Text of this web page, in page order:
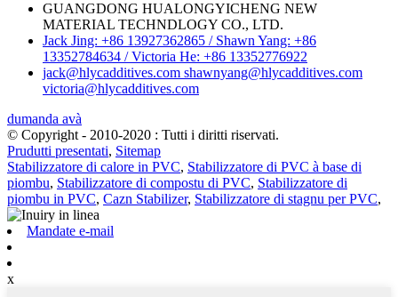
GUANGDONG HUALONGYICHENG NEW
MATERIAL TECHNDLOGY CO., LTD.
Jack Jing: +86 13927362865 / Shawn Yang: +86
13352784634 / Victoria He: +86 13352776922
jack@hlycadditives.com shawnyang@hlycadditives.com
victoria@hlycadditives.com
dumanda avà
© Copyright - 2010-2020 : Tutti i diritti riservati.
Prudutti presentati, Sitemap
Stabilizzatore di calore in PVC, Stabilizzatore di PVC à base di
piombu, Stabilizzatore di compostu di PVC, Stabilizzatore di
piombu in PVC, Cazn Stabilizer, Stabilizzatore di stagnu per PVC,
Mandate e-mail
x